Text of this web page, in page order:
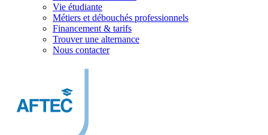
Vie étudiante
Métiers et débouchés professionnels
Financement & tarifs
Trouver une alternance
Nous contacter